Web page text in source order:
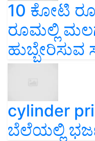
10 ಕೋಟಿ
ರೂಮಲ್ಲಿ
cylinder
ಬೆಲೆಯಲ್ಲಿ